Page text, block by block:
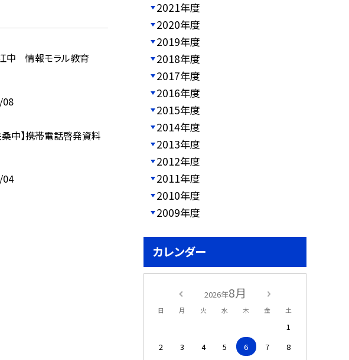
中 情報モラル教育
08
桑中】携帯電話啓発資料
04
2021年度
2020年度
2019年度
2018年度
2017年度
2016年度
2015年度
2014年度
2013年度
2012年度
2011年度
2010年度
2009年度
カレンダー
2026年8月
日 月 火 水 木 金 土
1
2
3 4 5 6 7
8